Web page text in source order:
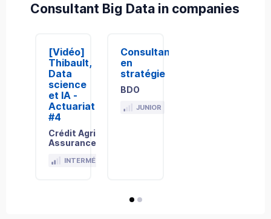
Consultant Big Data in companies
[Vidéo]
Thibault,
Data
science
et IA -
Actuariat
#4
Crédit Agricole
Assurances
INTERMÉDIAIRE
Consultant(e)
en
stratégie
BDO
JUNIOR
avisavis